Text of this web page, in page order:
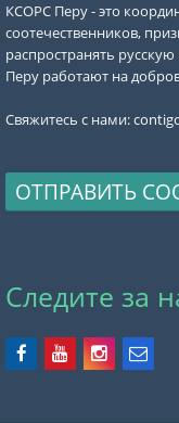
КСОРС Перу - это
соотечественников,
распространять
Перу работают на
Свяжитесь с нами:
ОТПРАВИТЬ
Следите за